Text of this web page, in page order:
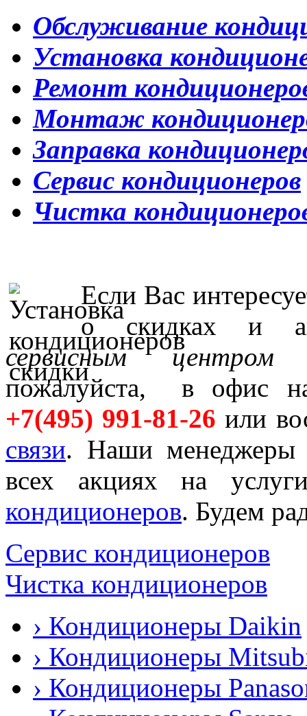
Обслуживание
Установка
Ремонт
Монтаж
Заправка
Сервис кондиционеров
Чистка
Если Вас
о скидках и
сервисным центром
пожалуйста, в офис
+7(495) 991-81-26 или
связи. Наши менеджеры
всех акциях на
кондиционеров. Будем
Сервис кондиционеров
Чистка кондиционеров
› Кондиционеры Daikin
› Кондиционеры
› Кондиционеры